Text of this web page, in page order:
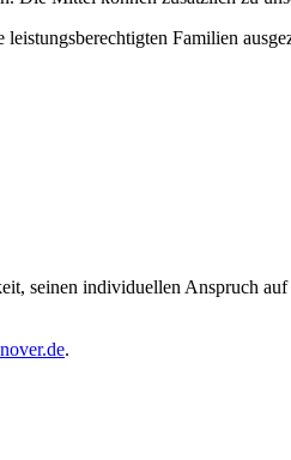
Familien
seinen individuellen Anspruch
.